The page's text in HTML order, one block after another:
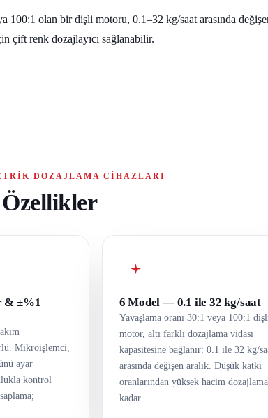
100:1 olan bir dişli motoru, 0.1–32 kg/saat arasında
çift renk dozajlayıcı sağlanabilir.
DOZAJLAMA CIHAZLARI
Özellikler
& ±%1
Mikroişlemci,
ayar
kontrol
6 Model — 0.1 ile 32 kg/saat
Yavaşlama oranı 30:1 veya 100:1
motor, altı farklı dozajlama vidası
kapasitesine bağlanır: 0.1 ile 32 kg/
arasında değişen aralık. Düşük katkı
oranlarından yüksek hacim
kadar.